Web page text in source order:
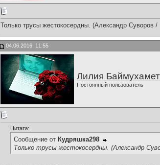
Только трусы жестокосердны. (Александр Суворов /
04.06.2016, 11:55
Лилия
Постоянный пользователь
Цитата:
Сообщение от Кудряшка298
Только трусы жестокосердны. (Александр